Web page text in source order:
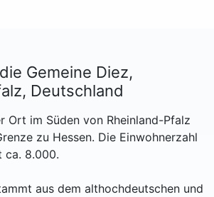
Gemeine Diez,
Deutschland
Ort im Süden von Rheinland-Pfalz
zu Hessen. Die Einwohnerzahl
ca. 8.000.
aus dem althochdeutschen und